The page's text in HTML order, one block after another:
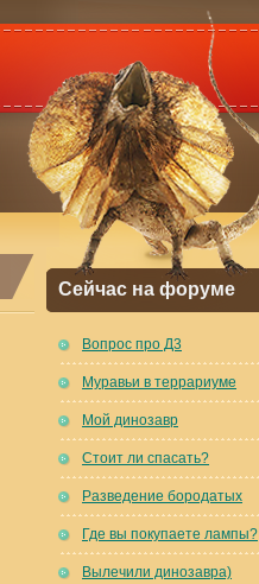
Сейчас на форуме
Вопрос про Д3
Муравьи в террариуме
Мой динозавр
Стоит ли спасать?
Разведение бородатых
Где вы покупаете лампы?
Вылечили динозавра)